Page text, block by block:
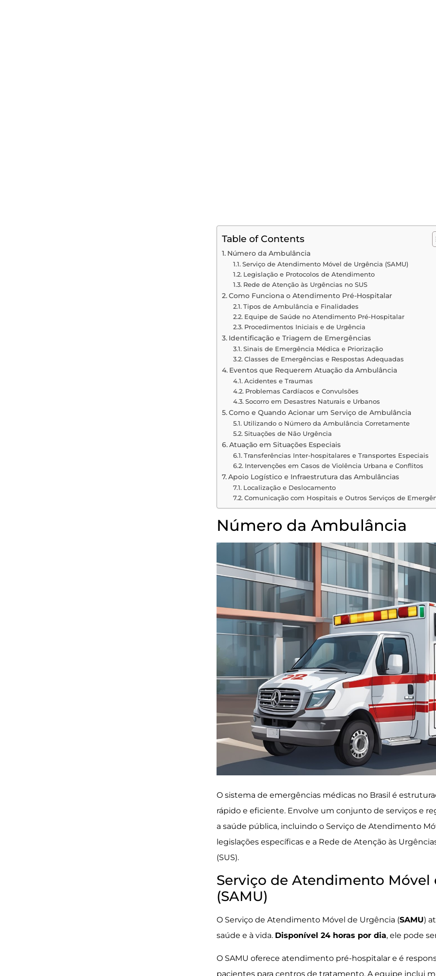
Table of Contents
Número da Ambulância
Serviço de Atendimento Móvel de Urgência (SAMU)
Legislação e Protocolos de Atendimento
Rede de Atenção às Urgências no SUS
Como Funciona o Atendimento Pré-Hospitalar
Tipos de Ambulância e Finalidades
Equipe de Saúde no Atendimento Pré-Hospitalar
Procedimentos Iniciais e de Urgência
Identificação e Triagem de Emergências
Sinais de Emergência Médica e Priorização
Classes de Emergências e Respostas Adequadas
Eventos que Requerem Atuação da Ambulância
Acidentes e Traumas
Problemas Cardíacos e Convulsões
Socorro em Desastres Naturais e Urbanos
Como e Quando Acionar um Serviço de Ambulância
Utilizando o Número da Ambulância Corretamente
Situações de Não Urgência
Atuação em Situações Especiais
Transferências Inter-hospitalares e Transportes Especiais
Intervenções em Casos de Violência Urbana e Conflitos
Apoio Logístico e Infraestrutura das Ambulâncias
Localização e Deslocamento
Comunicação com Hospitais e Outros Serviços de
Número da Ambulância
O sistema de emergências médicas no Brasil é
rápido e eficiente. Envolve um conjunto de serviços e
a saúde pública, incluindo o Serviço de Atendimento
legislações específicas e a Rede de Atenção às
(SUS).
Serviço de Atendimento Móvel
(SAMU)
O Serviço de Atendimento Móvel de Urgência (SAMU)
saúde e à vida. Disponível 24 horas por dia, ele pode
O SAMU oferece atendimento pré-hospitalar e é
pacientes para centros de tratamento. A equipe inclui